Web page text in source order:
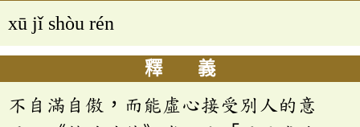
xū jǐ shòu rén
釋 義
不自滿自傲，而能虛心接受別人的意